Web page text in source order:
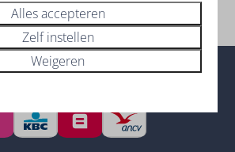
Alles accepteren
Zelf instellen
Weigeren